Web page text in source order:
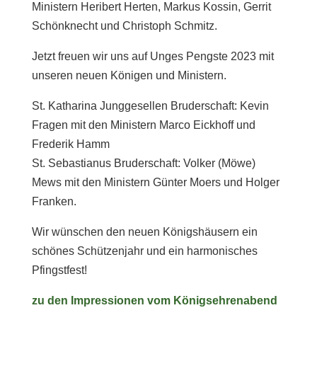
Ministern Heribert Herten, Markus Kossin, Gerrit
Schönknecht und Christoph Schmitz.
Jetzt freuen wir uns auf Unges Pengste 2023 mit
unseren neuen Königen und Ministern.
St. Katharina Junggesellen Bruderschaft: Kevin
Fragen mit den Ministern Marco Eickhoff und
Frederik Hamm
St. Sebastianus Bruderschaft: Volker (Möwe)
Mews mit den Ministern Günter Moers und Holger
Franken.
Wir wünschen den neuen Königshäusern ein
schönes Schützenjahr und ein harmonisches
Pfingstfest!
zu den Impressionen vom Königsehrenabend